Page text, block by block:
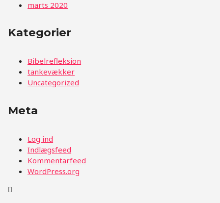
marts 2020
Kategorier
Bibelrefleksion
tankevækker
Uncategorized
Meta
Log ind
Indlægsfeed
Kommentarfeed
WordPress.org